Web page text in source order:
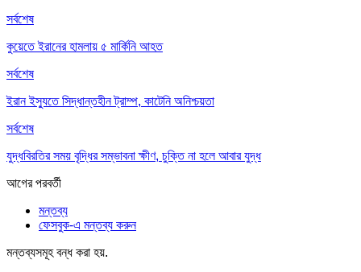
সর্বশেষ
কুয়েতে ইরানের হামলায় ৫ মার্কিনি আহত
সর্বশেষ
ইরান ইস্যুতে সিদ্ধান্তহীন ট্রাম্প, কাটেনি অনিশ্চয়তা
সর্বশেষ
যুদ্ধবিরতির সময় বৃদ্ধির সম্ভাবনা ক্ষীণ, চুক্তি না হলে আবার যুদ্ধ
আগেরপরবর্তী
মন্তব্য
ফেসবুক-এ মন্তব্য করুন
মন্তব্যসমূহ বন্ধ করা হয়.